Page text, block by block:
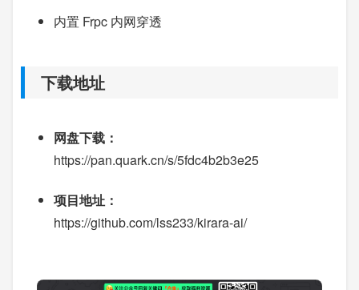
内置 Frpc 内网穿透
下载地址
网盘下载：
https://pan.quark.cn/s/5fdc4b2b3e25
项目地址：
https://github.com/lss233/kirara-ai/